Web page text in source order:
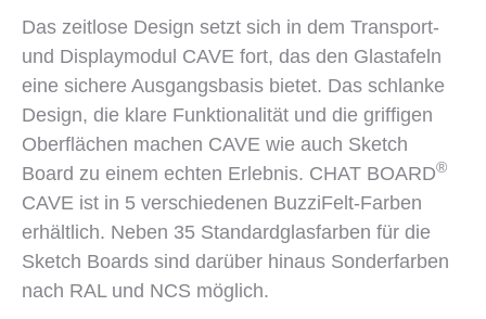
Das zeitlose Design setzt sich in dem Transport-
und Displaymodul CAVE fort, das den Glastafeln
eine sichere Ausgangsbasis bietet. Das schlanke
Design, die klare Funktionalität und die griffigen
Oberflächen machen CAVE wie auch Sketch
Board zu einem echten Erlebnis. CHAT BOARD®
CAVE ist in 5 verschiedenen BuzziFelt-Farben
erhältlich. Neben 35 Standardglasfarben für die
Sketch Boards sind darüber hinaus Sonderfarben
nach RAL und NCS möglich.